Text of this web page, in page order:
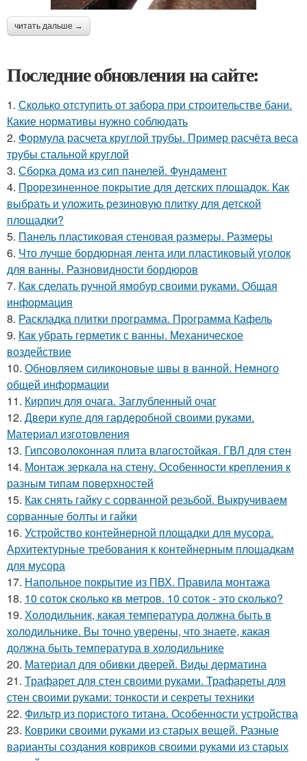
читать дальше →
Последние обновления на сайте:
1. Сколько отступить от забора при строительстве бани.
Какие нормативы нужно соблюдать
2. Формула расчета круглой трубы. Пример расчёта веса
трубы стальной круглой
3. Сборка дома из сип панелей. Фундамент
4. Прорезиненное покрытие для детских площадок. Как
выбрать и уложить резиновую плитку для детской
площадки?
5. Панель пластиковая стеновая размеры. Размеры
6. Что лучше бордюрная лента или пластиковый уголок
для ванны. Разновидности бордюров
7. Как сделать ручной ямобур своими руками. Общая
информация
8. Раскладка плитки программа. Программа Кафель
9. Как убрать герметик с ванны. Механическое
воздействие
10. Обновляем силиконовые швы в ванной. Немного
общей информации
11. Кирпич для очага. Заглубленный очаг
12. Двери купе для гардеробной своими руками.
Материал изготовления
13. Гипсоволоконная плита влагостойкая. ГВЛ для стен
14. Монтаж зеркала на стену. Особенности крепления к
разным типам поверхностей
15. Как снять гайку с сорванной резьбой. Выкручиваем
сорванные болты и гайки
16. Устройство контейнерной площадки для мусора.
Архитектурные требования к контейнерным площадкам
для мусора
17. Напольное покрытие из ПВХ. Правила монтажа
18. 10 соток сколько кв метров. 10 соток - это сколько?
19. Холодильник, какая температура должна быть в
холодильнике. Вы точно уверены, что знаете, какая
должна быть температура в холодильнике
20. Материал для обивки дверей. Виды дерматина
21. Трафарет для стен своими руками. Трафареты для
стен своими руками: тонкости и секреты техники
22. Фильтр из пористого титана. Особенности устройства
23. Коврики своими руками из старых вещей. Разные
варианты создания ковриков своими руками из старых